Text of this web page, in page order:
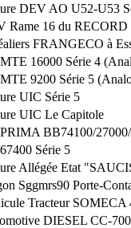
DEV AO U52-U53
Rame 16 du RECORD
FRANGECO à
16000 Série 4
9200 Série 5
UIC Série 5
UIC Le Capitole
BB74100/
Série 5
Allégée Etat
Sggmrs90 Porte-
Tracteur SOMECA
DIESEL CC-